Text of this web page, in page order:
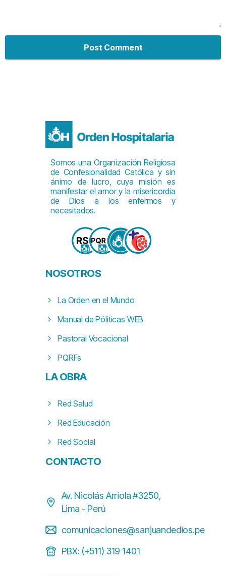
Somos una Organización Religiosa
de Confesionalidad Católica y sin
ánimo de lucro, cuya misión es
manifestar el amor y la misericordia
de Dios a los enfermos y
necesitados.
NOSOTROS
La Orden en el Mundo
Manual de Póliticas WEB
Pastoral Vocacional
PQRFs
LAOBRA
Red Salud
Red Educación
Red Social
CONTACTO
Av. Nicolás Arriola #3250,
Lima - Perú
comunicaciones@sanjuandedios.pe
PBX: (+511) 319 1401